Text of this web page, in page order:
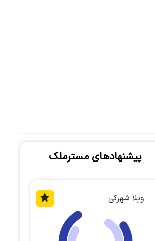
پیشنهادهای مسترملک
ویلا شهرکی